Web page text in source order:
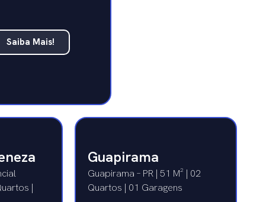
Saiba Mais!
|
Guapirama
Guapirama – PR | 51 M² | 02
Quartos | 01 Garagens